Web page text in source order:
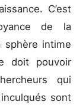
C’est
de la
sphère intime
doit pouvoir
qui
sont